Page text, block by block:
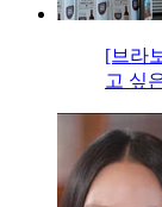
[브라
고 싶